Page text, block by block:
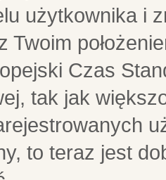
użytkownika i
Twoim
Czas
tak jak
to teraz jest